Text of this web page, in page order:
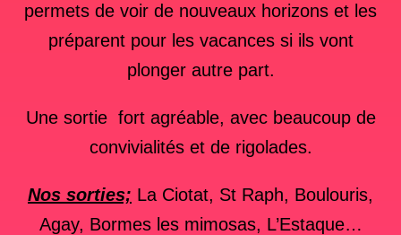
permets de voir de nouveaux horizons et les
préparent pour les vacances si ils vont
plonger autre part.
Une sortie fort agréable, avec beaucoup de
convivialités et de rigolades.
Nos sorties; La Ciotat, St Raph, Boulouris,
Agay, Bormes les mimosas, L’Estaque…